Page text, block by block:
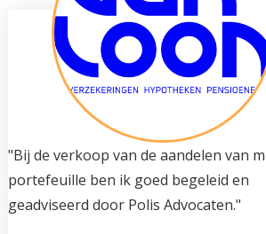
"Bij de verkoop van de aandelen van
portefeuille ben ik goed begeleid en
geadviseerd door Polis Advocaten."